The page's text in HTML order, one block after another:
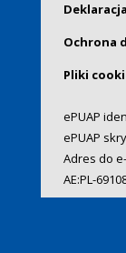
Ochrona
Pliki
ePUAP
ePUAP
Adres do
AE:PL-